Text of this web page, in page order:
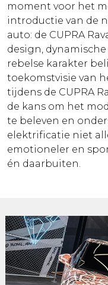
moment voor het
introductie van de
auto: de CUPRA
design,
rebelse karakter
toekomstvisie van
tijdens de CUPRA
de kans om het
te beleven en
elektrificatie niet
emotioneler en
én daarbuiten.